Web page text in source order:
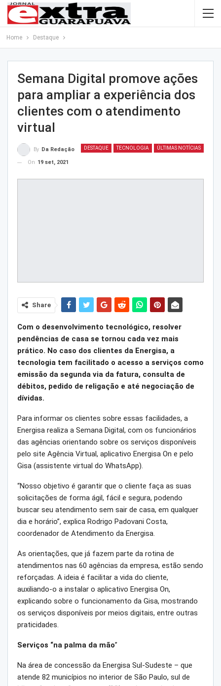
Home Destaque
Semana Digital promove ações
para ampliar a experiência dos
clientes com o atendimento
virtual
DESTAQUE TECNOLOGIA ÚLTIMAS NOTÍCIAS
By Da Redação
On 19 set, 2021
Share
Com o desenvolvimento tecnológico, resolver
pendências de casa se tornou cada vez mais
prático. No caso dos clientes da Energisa, a
tecnologia tem facilitado o acesso a serviços como
emissão da segunda via da fatura, consulta de
débitos, pedido de religação e até negociação de
dívidas.
Para informar os clientes sobre essas facilidades, a
Energisa realiza a Semana Digital, com os funcionários
das agências orientando sobre os serviços disponíveis
pelo site Agência Virtual, aplicativo Energisa On e pelo
Gisa (assistente virtual do WhatsApp).
“Nosso objetivo é garantir que o cliente faça as suas
solicitações de forma ágil, fácil e segura, podendo
buscar seu atendimento sem sair de casa, em qualquer
dia e horário”, explica Rodrigo Padovani Costa,
coordenador de Atendimento da Energisa.
As orientações, que já fazem parte da rotina de
atendimentos nas 60 agências da empresa, estão sendo
reforçadas. A ideia é facilitar a vida do cliente,
auxiliando-o a instalar o aplicativo Energisa On,
explicando sobre o funcionamento da Gisa, mostrando
os serviços disponíveis por meios digitais, entre outras
praticidades.
Serviços “na palma da mão”
Na área de concessão da Energisa Sul-Sudeste – que
atende 82 municípios no interior de São Paulo, sul de